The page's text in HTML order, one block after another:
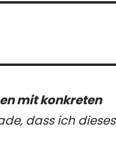
mit konkreten
dass ich dieses